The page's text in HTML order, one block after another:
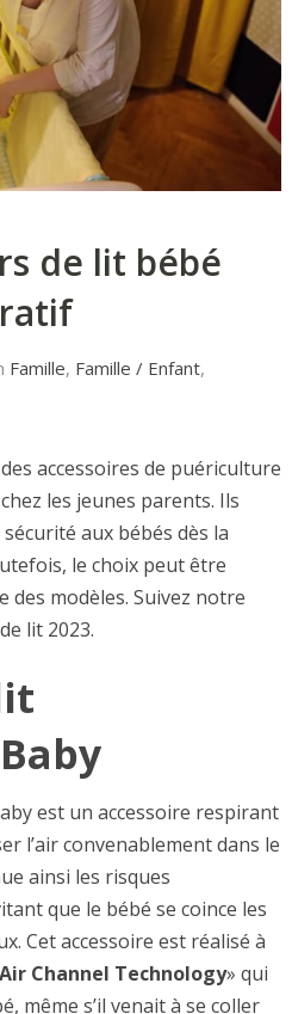
de lit bébé
Famille, Famille / Enfant,
accessoires de puériculture
les jeunes parents. Ils
aux bébés dès la
le choix peut être
modèles. Suivez notre
lit 2023.
est un accessoire respirant
l’air convenablement dans le
ainsi les risques
que le bébé se coince les
Cet accessoire est réalisé à
Channel Technology» qui
même s’il venait à se coller